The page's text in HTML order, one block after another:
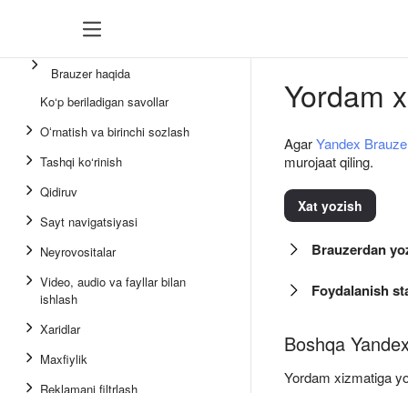
Brauzer haqida
Ko‘p beriladigan savollar
Oʻrnatish va birinchi sozlash
Tashqi ko‘rinish
Qidiruv
Sayt navigatsiyasi
Neyrovositalar
Video, audio va fayllar bilan
ishlash
Xaridlar
Maxfiylik
Reklamani filtrlash
Yordam
AgarYandex
murojaat qiling.
Xat yozish
Brauzerdan
Foydalanish
Boshqa
Yordam xizmatiga